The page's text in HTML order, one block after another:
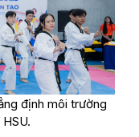
định môi trường